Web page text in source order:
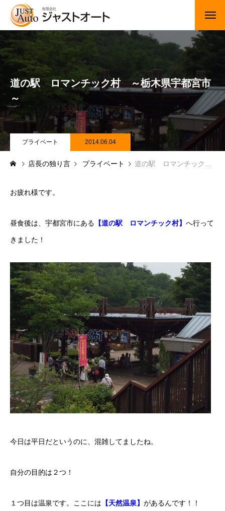
トップページ
新車
中古車・未使用車
JUジャナイト在庫情報
Gooネット在庫情報
カーセンサー在庫情報
車検・定期点検
ボディコーティング・艶出し・磨き
部品の取り付け
各種作業料金
おすすめ
ボディコーティング・艶出し・磨き
部品の取り付け
オイル交換
ジャストオートのカーリース
道の駅 ロマンチック村 ～栃木県宇都宮市
～
プライベート 2014.06.04
店長の独り言 プライベート 道の駅 ロマンチック村 ～栃木県宇都宮市～
お疲れ様です。
昼食後は、宇都宮市にある 【道の駅 ロマンチック村】 へ行って
きました！
今日は平日だというのに、混雑してましたね。
自分の目的は２つ！
１つ目は温泉です。ここには 【天然温泉】 があるんです！！